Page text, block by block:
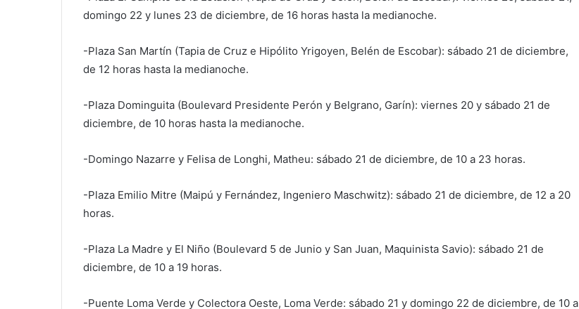
domingo 22 y lunes 23 de diciembre, de 16 horas hasta la medianoche.
-Plaza San Martín (Tapia de Cruz e Hipólito Yrigoyen, Belén de Escobar): sábado 21 de diciembre,
de 12 horas hasta la medianoche.
-Plaza Dominguita (Boulevard Presidente Perón y Belgrano, Garín): viernes 20 y sábado 21 de
diciembre, de 10 horas hasta la medianoche.
-Domingo Nazarre y Felisa de Longhi, Matheu: sábado 21 de diciembre, de 10 a 23 horas.
-Plaza Emilio Mitre (Maipú y Fernández, Ingeniero Maschwitz): sábado 21 de diciembre, de 12 a 20
horas.
-Plaza La Madre y El Niño (Boulevard 5 de Junio y San Juan, Maquinista Savio): sábado 21 de
diciembre, de 10 a 19 horas.
-Puente Loma Verde y Colectora Oeste, Loma Verde: sábado 21 y domingo 22 de diciembre, de 10 a